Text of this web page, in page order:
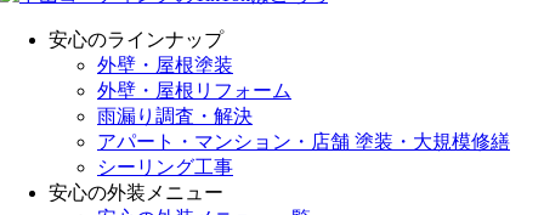
安心のラインナップ
外壁・屋根塗装
外壁・屋根リフォーム
雨漏り調査・解決
アパート・マンション・店舗 塗装・大規模修繕
シーリング工事
安心の外装メニュー